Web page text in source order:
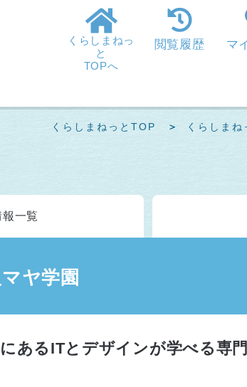
くらしまねっ
と
TOPへ
閲覧履歴 マ
くらしまねっとTOP くらしまね
一覧
ヤ学園
あるITとデザインが学べる専